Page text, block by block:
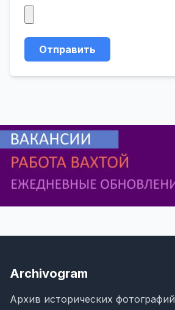
Отправить
Archivogram
Архив исторических фотографий